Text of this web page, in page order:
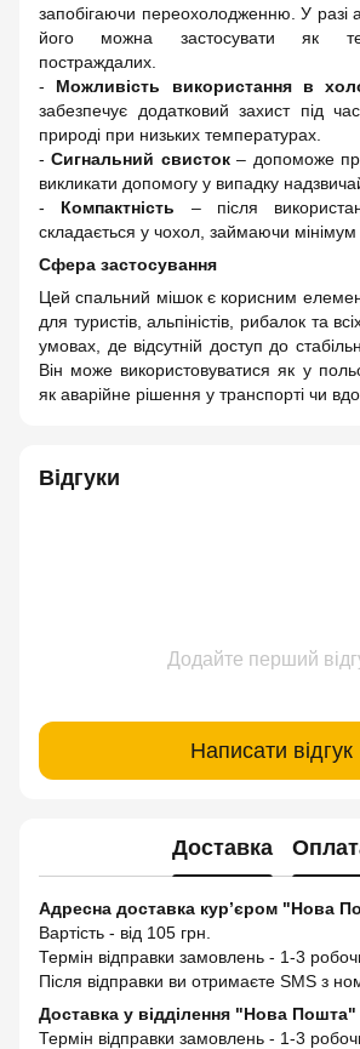
запобігаючи переохолодженню. У разі
його можна застосувати як
постраждалих.
- Можливість використання в
забезпечує додатковий захист під
природі при низьких температурах.
-Сигнальний свисток– допоможе
викликати допомогу у випадку
- Компактність – після
складається у чохол, займаючи мінімум
Сфера застосування
Цей спальний мішок є корисним
для туристів, альпіністів, рибалок та
умовах, де відсутній доступ до
Він може використовуватися як у
як аварійне рішення у транспорті чи
Відгуки
Додайте перший
Написати відгук
Доставка
Адресна доставка кур’єром "Нова
Вартість - від 105 грн.
Термін відправки замовлень - 1-3
Після відправки ви отримаєте SMS з
Доставка у відділення "Нова Пошта"
Термін відправки замовлень - 1-3